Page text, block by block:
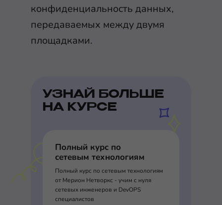
конфиденциальность данных,
передаваемых между двумя
площадками.
УЗНАЙ БОЛЬШЕ
НА КУРСЕ
Полный курс по
сетевым технологиям
Полный курс по сетевым технологиям
от Мерион Нетворкс - учим с нуля
сетевых инженеров и DevOPS
специалистов